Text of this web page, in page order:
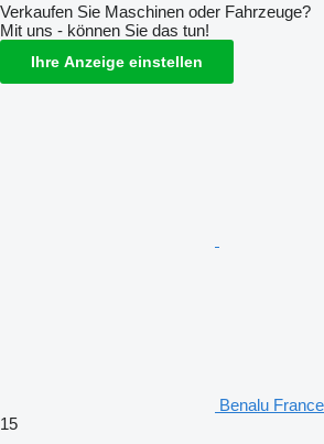
Verkaufen Sie Maschinen oder Fahrzeuge?
Mit uns - können Sie das tun!
Ihre Anzeige einstellen
Benalu
15